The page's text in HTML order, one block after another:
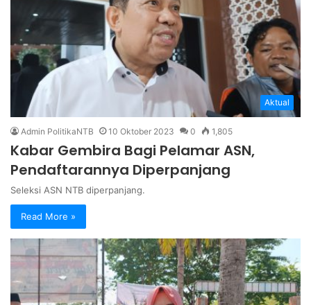
Aktual
Admin PolitikaNTB 10 Oktober 2023 0 1,805
Kabar Gembira Bagi Pelamar ASN,
Pendaftarannya Diperpanjang
Seleksi ASN NTB diperpanjang.
Read More »